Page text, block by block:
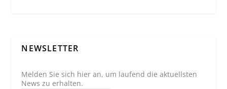
NEWSLETTER
Melden Sie sich hier an, um laufend die aktuellsten
News zu erhalten.